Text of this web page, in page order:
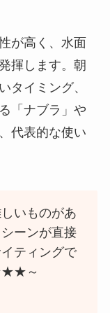
が高く、水面
揮します。朝
タイミング、
「ナブラ」や
代表的な使い
いものがあ
ーンが直接
ティングで
～